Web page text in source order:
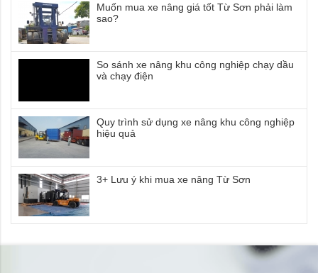
Muốn mua xe nâng giá tốt Từ Sơn phải làm
sao?
So sánh xe nâng khu công nghiệp chạy dầu
và chạy điện
Quy trình sử dụng xe nâng khu công nghiệp
hiệu quả
3+ Lưu ý khi mua xe nâng Từ Sơn